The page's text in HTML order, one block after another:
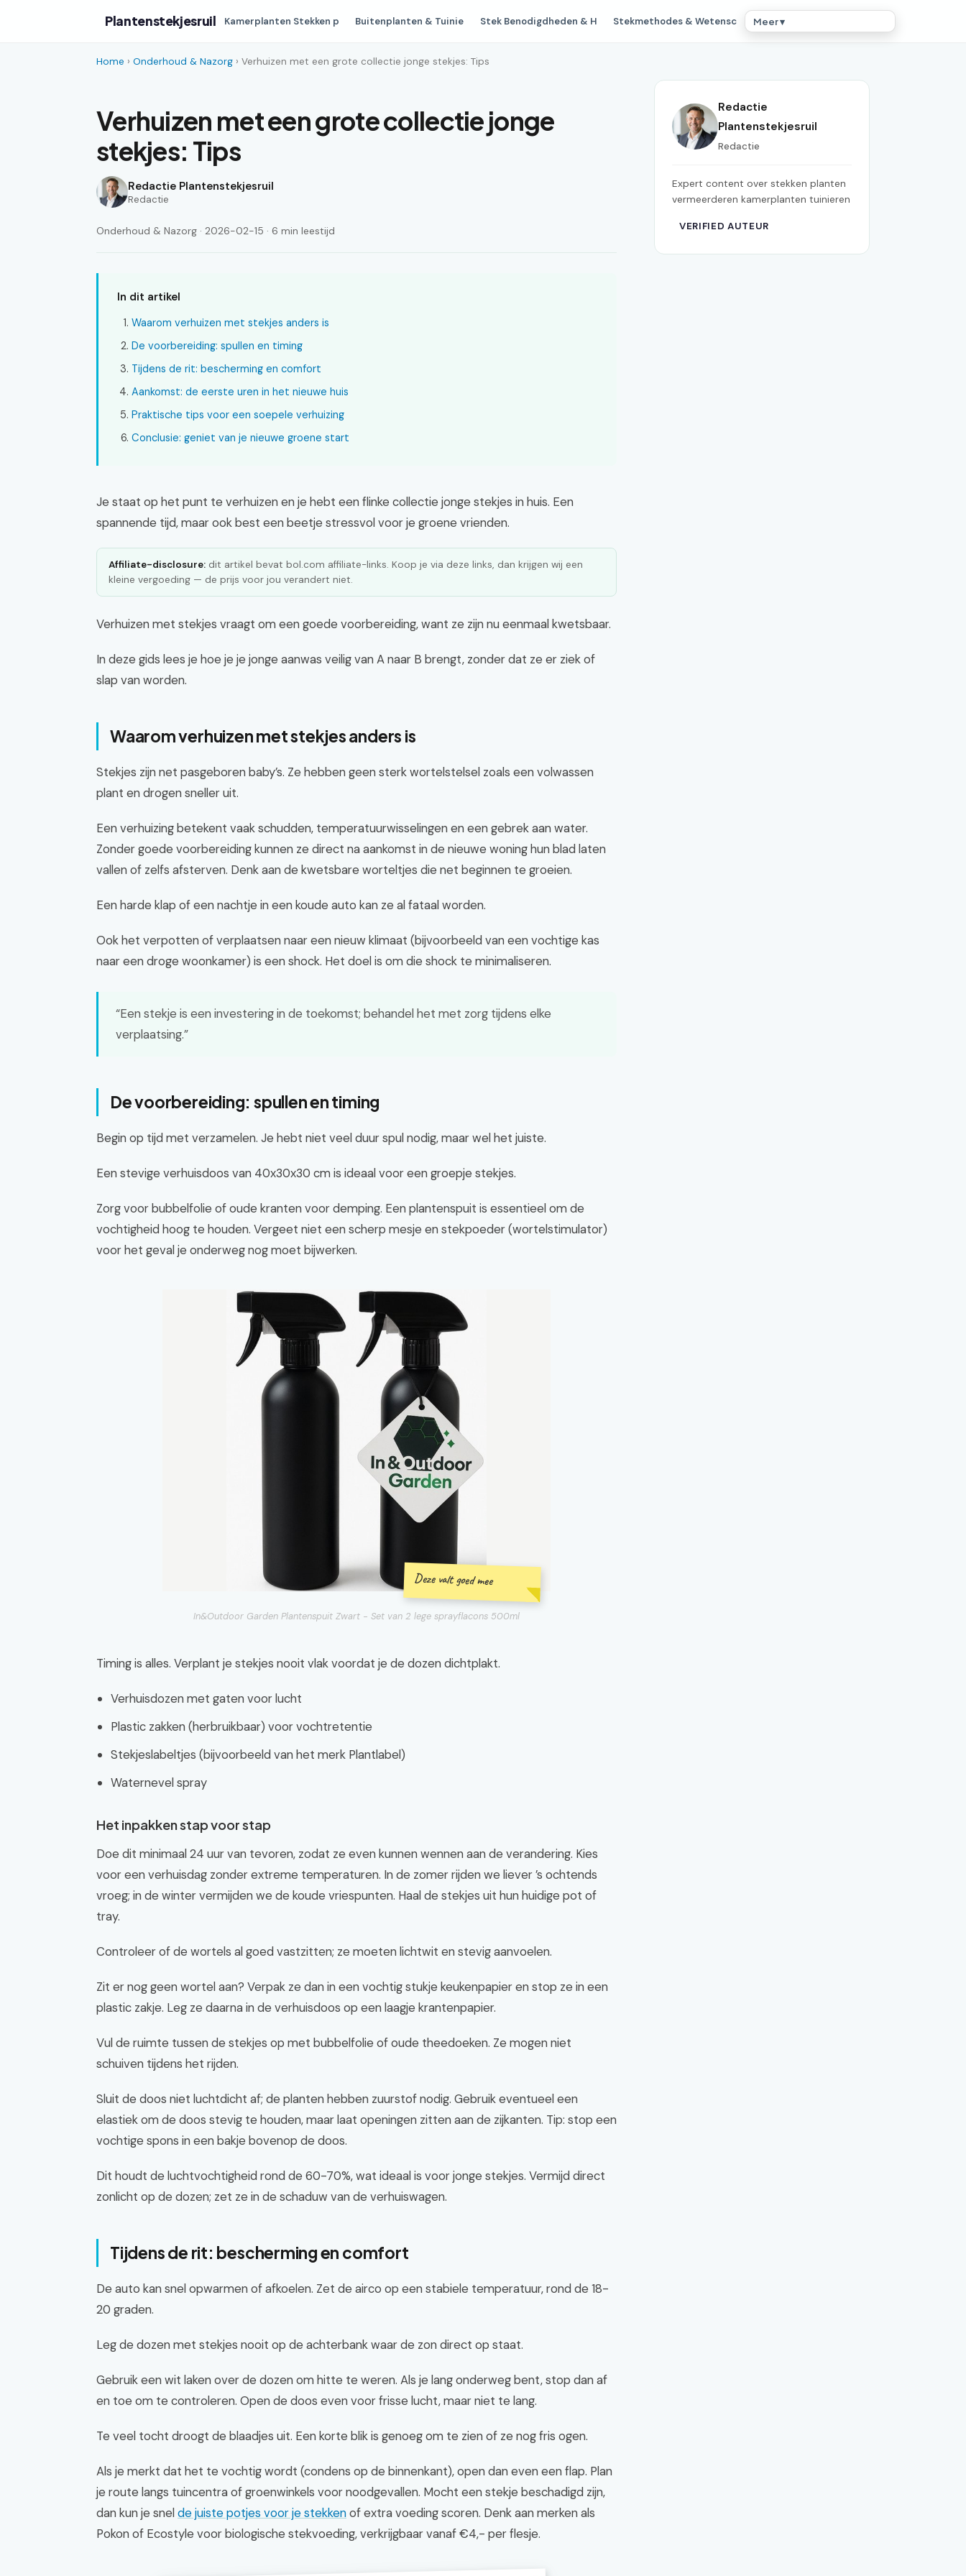
Plantenstekjesruil Kamerplanten Stekken p Buitenplanten & Tuinie Stek Benodigdheden & H Stekmethodes & Wetensc Meer ▾
Home › Onderhoud & Nazorg › Verhuizen met een grote collectie jonge stekjes: Tips
Verhuizen met een grote collectie jonge
stekjes: Tips
Redactie Plantenstekjesruil
Redactie
Onderhoud & Nazorg · 2026-02-15 · 6 min leestijd
In dit artikel
Waarom verhuizen met stekjes anders is
De voorbereiding: spullen en timing
Tijdens de rit: bescherming en comfort
Aankomst: de eerste uren in het nieuwe huis
Praktische tips voor een soepele verhuizing
Conclusie: geniet van je nieuwe groene start
Je staat op het punt te verhuizen en je hebt een flinke collectie jonge stekjes in huis. Een
spannende tijd, maar ook best een beetje stressvol voor je groene vrienden.
Affiliate-disclosure: dit artikel bevat bol.com affiliate-links. Koop je via deze links, dan krijgen wij een
kleine vergoeding — de prijs voor jou verandert niet.
Verhuizen met stekjes vraagt om een goede voorbereiding, want ze zijn nu eenmaal kwetsbaar.
In deze gids lees je hoe je je jonge aanwas veilig van A naar B brengt, zonder dat ze er ziek of
slap van worden.
Waarom verhuizen met stekjes anders is
Stekjes zijn net pasgeboren baby’s. Ze hebben geen sterk wortelstelsel zoals een volwassen
plant en drogen sneller uit.
Een verhuizing betekent vaak schudden, temperatuurwisselingen en een gebrek aan water.
Zonder goede voorbereiding kunnen ze direct na aankomst in de nieuwe woning hun blad laten
vallen of zelfs afsterven. Denk aan de kwetsbare worteltjes die net beginnen te groeien.
Een harde klap of een nachtje in een koude auto kan ze al fataal worden.
Ook het verpotten of verplaatsen naar een nieuw klimaat (bijvoorbeeld van een vochtige kas
naar een droge woonkamer) is een shock. Het doel is om die shock te minimaliseren.
“Een stekje is een investering in de toekomst; behandel het met zorg tijdens elke
verplaatsing.”
De voorbereiding: spullen en timing
Begin op tijd met verzamelen. Je hebt niet veel duur spul nodig, maar wel het juiste.
Een stevige verhuisdoos van 40x30x30 cm is ideaal voor een groepje stekjes.
Zorg voor bubbelfolie of oude kranten voor demping. Een plantenspuit is essentieel om de
vochtigheid hoog te houden. Vergeet niet een scherp mesje en stekpoeder (wortelstimulator)
voor het geval je onderweg nog moet bijwerken.
Deze valt goed mee
In&Outdoor Garden Plantenspuit Zwart - Set van 2 lege sprayflacons 500ml
Timing is alles. Verplant je stekjes nooit vlak voordat je de dozen dichtplakt.
Verhuisdozen met gaten voor lucht
Plastic zakken (herbruikbaar) voor vochtretentie
Stekjeslabeltjes (bijvoorbeeld van het merk Plantlabel)
Waternevel spray
Het inpakken stap voor stap
Doe dit minimaal 24 uur van tevoren, zodat ze even kunnen wennen aan de verandering. Kies
voor een verhuisdag zonder extreme temperaturen. In de zomer rijden we liever ’s ochtends
vroeg; in de winter vermijden we de koude vriespunten. Haal de stekjes uit hun huidige pot of
tray.
Controleer of de wortels al goed vastzitten; ze moeten lichtwit en stevig aanvoelen.
Zit er nog geen wortel aan? Verpak ze dan in een vochtig stukje keukenpapier en stop ze in een
plastic zakje. Leg ze daarna in de verhuisdoos op een laagje krantenpapier.
Vul de ruimte tussen de stekjes op met bubbelfolie of oude theedoeken. Ze mogen niet
schuiven tijdens het rijden.
Sluit de doos niet luchtdicht af; de planten hebben zuurstof nodig. Gebruik eventueel een
elastiek om de doos stevig te houden, maar laat openingen zitten aan de zijkanten. Tip: stop een
vochtige spons in een bakje bovenop de doos.
Dit houdt de luchtvochtigheid rond de 60-70%, wat ideaal is voor jonge stekjes. Vermijd direct
zonlicht op de dozen; zet ze in de schaduw van de verhuiswagen.
Tijdens de rit: bescherming en comfort
De auto kan snel opwarmen of afkoelen. Zet de airco op een stabiele temperatuur, rond de 18-
20 graden.
Leg de dozen met stekjes nooit op de achterbank waar de zon direct op staat.
Gebruik een wit laken over de dozen om hitte te weren. Als je lang onderweg bent, stop dan af
en toe om te controleren. Open de doos even voor frisse lucht, maar niet te lang.
Te veel tocht droogt de blaadjes uit. Een korte blik is genoeg om te zien of ze nog fris ogen.
Als je merkt dat het te vochtig wordt (condens op de binnenkant), open dan even een flap. Plan
je route langs tuincentra of groenwinkels voor noodgevallen. Mocht een stekje beschadigd zijn,
dan kun je snelde juiste potjes voor je stekkenof extra voeding scoren. Denk aan merken als
Pokon of Ecostyle voor biologische stekvoeding, verkrijgbaar vanaf €4,- per flesje.
Redactie
Plantenstekjesruil
Redactie
Expert content over stekken planten
vermeerderen kamerplanten tuinieren
VERIFIED AUTEUR